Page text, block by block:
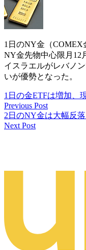
1日のNY金（COMEX
NY金先物中心限月12
イスラエルがレバノ
いが優勢となった。
1日の金ETFは増加、
Previous Post
2日のNY金は大幅反
Next Post